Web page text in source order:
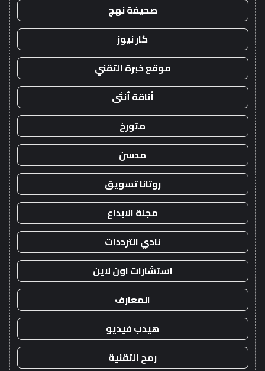
صحيفة نهج
كار نيوز
موقع خبرة التقني
أناقة أنثى
متورخ
مدسن
روتانا تسويق
مجلة الابداع
نادي الترددات
استشارات اون لاين
المعارف
هيدب فيديو
رمح التقنية